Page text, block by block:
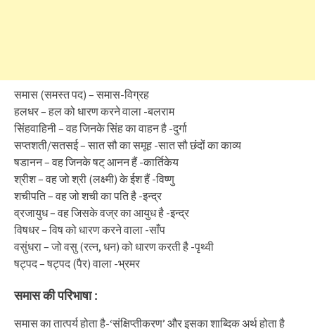
समास (समस्त पद) – समास-विग्रह
हलधर – हल को धारण करने वाला -बलराम
सिंहवाहिनी – वह जिनके सिंह का वाहन है -दुर्गा
सप्तशती/सतसई – सात सौ का समूह -सात सौ छंदों का काव्य
षडानन – वह जिनके षट् आनन हैं -कार्तिकेय
श्रीश – वह जो श्री (लक्ष्मी) के ईश हैं -विष्णु
शचीपति – वह जो शची का पति है -इन्द्र
व्रजायुध – वह जिसके वज्र का आयुध है -इन्द्र
विषधर – विष को धारण करने वाला -साँप
वसुंधरा – जो वसु (रत्न, धन) को धारण करती है -पृथ्वी
षट्पद – षट्पद (पैर) वाला -भ्रमर
समास की परिभाषा :
समास का तात्पर्य होता है-‘संक्षिप्तीकरण’ और इसका शाब्दिक अर्थ होता है